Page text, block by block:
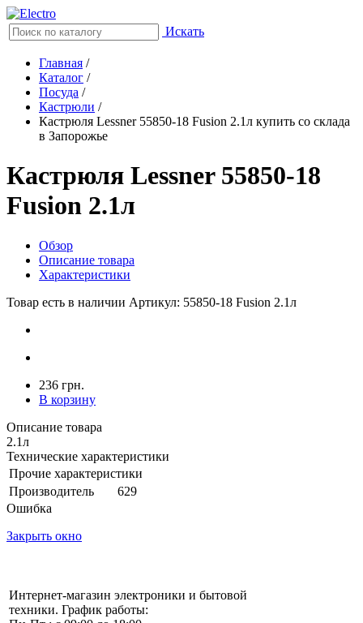
Искать
Главная /
Каталог /
Посуда /
Кастрюли /
Кастрюля Lessner 55850-18 Fusion 2.1л купить со склада
в Запорожье
Кастрюля Lessner 55850-18
Fusion 2.1л
Обзор
Описание товара
Характеристики
Товар есть в наличии Артикул: 55850-18 Fusion 2.1л
236 грн.
В корзину
Описание товара
2.1л
Технические характеристики
Прочие характеристики
Производитель
629
Ошибка
Закрыть окно
Интернет-магазин электроники и бытовой
техники. График работы: